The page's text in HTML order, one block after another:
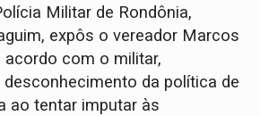
Militar de Rondônia,
expôs o vereador Marcos
acordo com o militar,
da política de
ao tentar imputar às